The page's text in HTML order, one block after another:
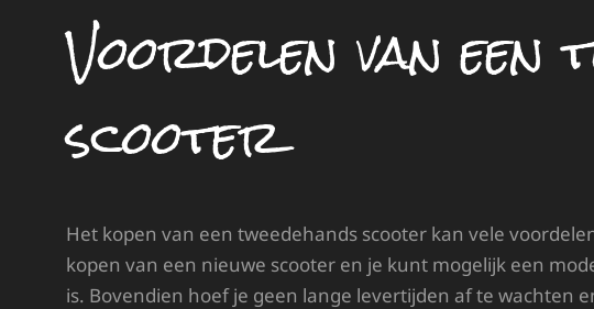
Voordelen van een
scooter
Het kopen van een tweedehands scooter kan vele
kopen van een nieuwe scooter en je kunt mogelijk een
is. Bovendien hoef je geen lange levertijden af te wachten